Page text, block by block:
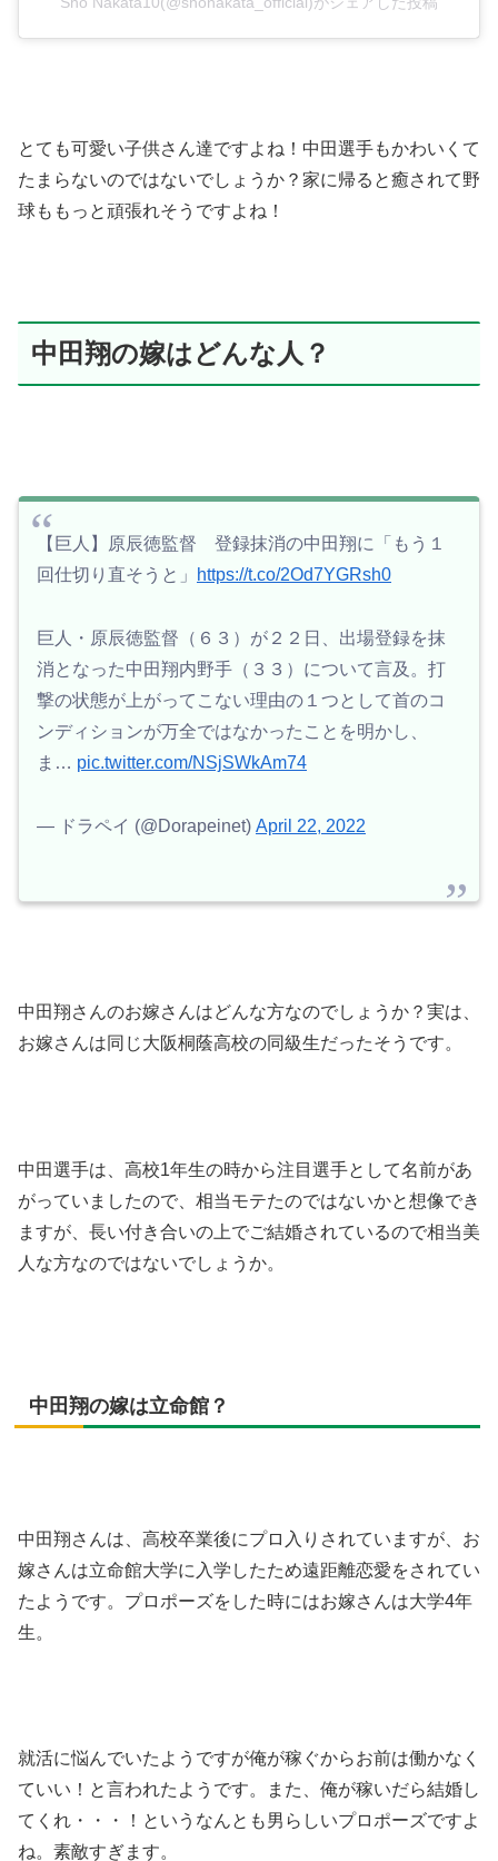
とても可愛い子供さん達ですよね！中田選手もかわいくて
たまらないのではないでしょうか？家に帰ると癒されて野
球ももっと頑張れそうですよね！
中田翔の嫁はどんな人？
【巨人】原辰徳監督 登録抹消の中田翔に「もう１
回仕切り直そうと」
https://t.co/2Od7YGRsh0
巨人・原辰徳監督（６３）が２２日、出場登録を抹
消となった中田翔内野手（３３）について言及。打
撃の状態が上がってこない理由の１つとして首のコ
ンディションが万全ではなかったことを明かし、
ま… pic.twitter.com/NSjSWkAm74
— ドラペイ (@Dorapeinet) April 22, 2022
中田翔さんのお嫁さんはどんな方なのでしょうか？実は、
お嫁さんは同じ大阪桐蔭高校の同級生だったそうです。
中田選手は、高校1年生の時から注目選手として名前があ
がっていましたので、相当モテたのではないかと想像でき
ますが、長い付き合いの上でご結婚されているので相当美
人な方なのではないでしょうか。
中田翔の嫁は立命館？
中田翔さんは、高校卒業後にプロ入りされていますが、お
嫁さんは立命館大学に入学したため遠距離恋愛をされてい
たようです。プロポーズをした時にはお嫁さんは大学4年
生。
就活に悩んでいたようですが俺が稼ぐからお前は働かなく
ていい！と言われたようです。また、俺が稼いだら結婚し
てくれ・・・！というなんとも男らしいプロポーズですよ
ね。素敵すぎます。